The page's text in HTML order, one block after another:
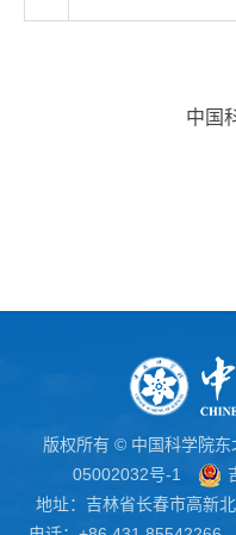
中国
版权所有 © 中国科学院
05002032号-1
地址：吉林省长春市高新